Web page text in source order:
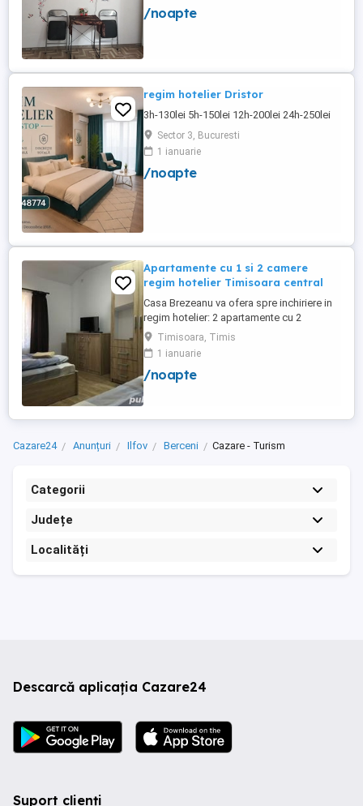
/noapte
regim hotelier Dristor
3h-130lei 5h-150lei 12h-200lei 24h-250lei
Sector 3, Bucuresti
1 ianuarie
/noapte
Apartamente cu 1 si 2 camere
regim hotelier Timisoara central
Casa Brezeanu va ofera spre inchiriere in
regim hotelier: 2 apartamente cu 2
dormitoare, baie si bucatarie proprie. (4
locuri cazare in fiecare apartament) 1
apartament cu 1 dormitor, baie si
bucatarie proprie. (3 locuri cazare) Fiecare
Timisoara, Timis
1 ianuarie
/noapte
Cazare24 Anunțuri Ilfov Berceni Cazare - Turism
Categorii
Județe
Localități
Descarcă aplicația Cazare24
Suport clienți